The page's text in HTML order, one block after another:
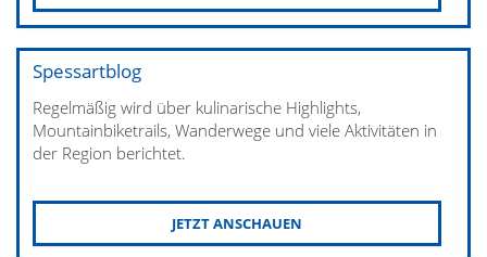
Spessartblog
Regelmäßig wird über kulinarische Highlights,
Mountainbiketrails, Wanderwege und viele Aktivitäten in
der Region berichtet.
JETZT ANSCHAUEN